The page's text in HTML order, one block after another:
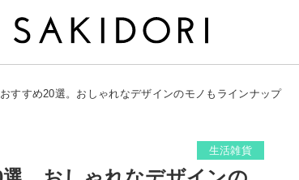
すすめ20選。おしゃれなデザインのモノもラインナップ
生活雑貨